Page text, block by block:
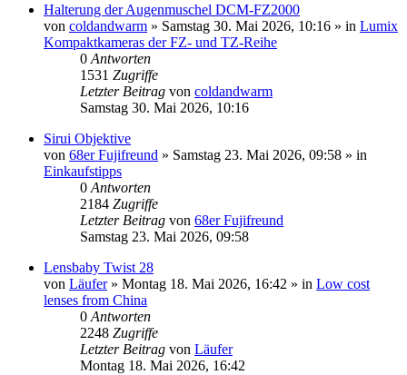
Halterung der Augenmuschel DCM-FZ2000
von coldandwarm » Samstag 30. Mai 2026, 10:16 » in Lumix
Kompaktkameras der FZ- und TZ-Reihe
0 Antworten
1531 Zugriffe
Letzter Beitrag von coldandwarm
Samstag 30. Mai 2026, 10:16
Sirui Objektive
von 68er Fujifreund » Samstag 23. Mai 2026, 09:58 » in
Einkaufstipps
0 Antworten
2184 Zugriffe
Letzter Beitrag von 68er Fujifreund
Samstag 23. Mai 2026, 09:58
Lensbaby Twist 28
von Läufer» Montag 18. Mai 2026, 16:42 » in Low cost
lenses from China
0 Antworten
2248 Zugriffe
Letzter Beitrag von Läufer
Montag 18. Mai 2026, 16:42